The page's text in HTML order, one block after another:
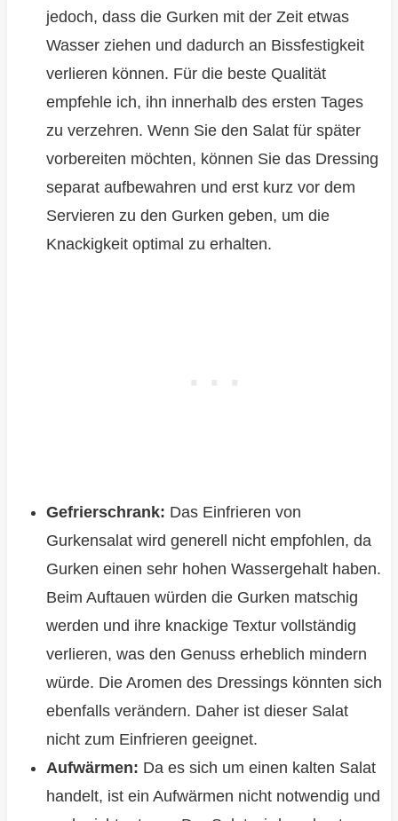
jedoch, dass die Gurken mit der Zeit etwas
Wasser ziehen und dadurch an Bissfestigkeit
verlieren können. Für die beste Qualität
empfehle ich, ihn innerhalb des ersten Tages
zu verzehren. Wenn Sie den Salat für später
vorbereiten möchten, können Sie das Dressing
separat aufbewahren und erst kurz vor dem
Servieren zu den Gurken geben, um die
Knackigkeit optimal zu erhalten.
Gefrierschrank: Das Einfrieren von
Gurkensalat wird generell nicht empfohlen, da
Gurken einen sehr hohen Wassergehalt haben.
Beim Auftauen würden die Gurken matschig
werden und ihre knackige Textur vollständig
verlieren, was den Genuss erheblich mindern
würde. Die Aromen des Dressings könnten sich
ebenfalls verändern. Daher ist dieser Salat
nicht zum Einfrieren geeignet.
Aufwärmen: Da es sich um einen kalten Salat
handelt, ist ein Aufwärmen nicht notwendig und